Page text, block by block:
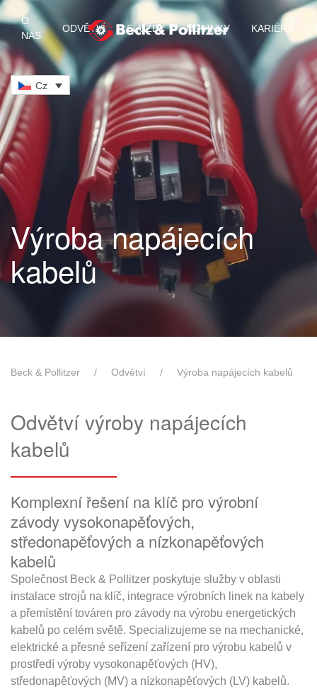
Skip to main content
O
NÁS
ODVĚTVÍ SLUŽBY NOVINKY KARIÉRA
Cz
Výroba napájecích
kabelů
Beck & Pollitzer Odvětví Výroba napájecích kabelů
Odvětví výroby napájecích
kabelů
Komplexní řešení na klíč pro výrobní
závody vysokonapěťových,
středonapěťových a nízkonapěťových
kabelů
Společnost Beck & Pollitzer poskytuje služby v oblasti
instalace strojů na klíč, integrace výrobních linek na kabely
a přemístění továren pro závody na výrobu energetických
kabelů po celém světě. Specializujeme se na mechanické,
elektrické a přesné seřízení zařízení pro výrobu kabelů v
prostředí výroby vysokonapěťových (HV),
středonapěťových (MV) a nízkonapěťových (LV) kabelů.